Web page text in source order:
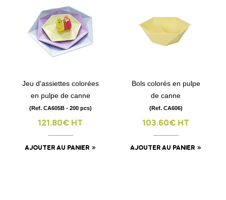
Jeu d'assiettes colorées
en pulpe de canne
(Ref. CA605B - 200 pcs)
121.80€ HT
AJOUTER AU PANIER
Bols colorés en pulpe
de canne
(Ref. CA606)
103.60€ HT
AJOUTER AU PANIER